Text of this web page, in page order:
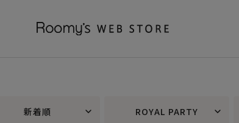
新着順 ROYAL PARTY